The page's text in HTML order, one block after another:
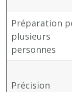
Préparation
plusieurs
personnes
Précision